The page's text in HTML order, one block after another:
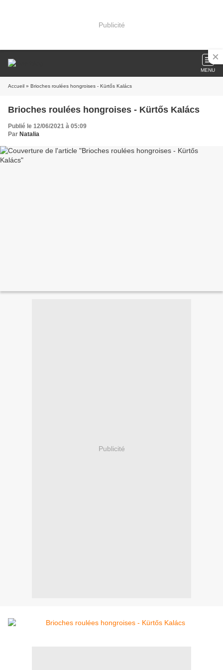
Publicité
MENU
Accueil » Brioches roulées hongroises - Kürtős Kalács
Brioches roulées hongroises - Kürtős Kalács
Publié le 12/06/2021 à 05:09
Par Natalia
Publicité